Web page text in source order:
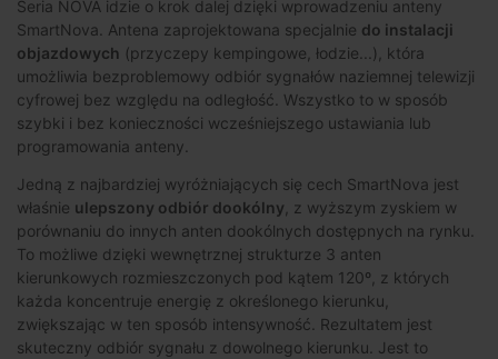
Seria NOVA idzie o krok dalej dzięki wprowadzeniu anteny
SmartNova. Antena zaprojektowana specjalnie do instalacji
objazdowych (przyczepy kempingowe, łodzie...), która
umożliwia bezproblemowy odbiór sygnałów naziemnej telewizji
cyfrowej bez względu na odległość. Wszystko to w sposób
szybki i bez konieczności wcześniejszego ustawiania lub
programowania anteny.
Jedną z najbardziej wyróżniających się cech SmartNova jest
właśnie ulepszony odbiór dookólny , z wyższym zyskiem w
porównaniu do innych anten dookólnych dostępnych na rynku.
To możliwe dzięki wewnętrznej strukturze 3 anten
kierunkowych rozmieszczonych pod kątem 120º, z których
każda koncentruje energię z określonego kierunku,
zwiększając w ten sposób intensywność. Rezultatem jest
skuteczny odbiór sygnału z dowolnego kierunku. Jest to